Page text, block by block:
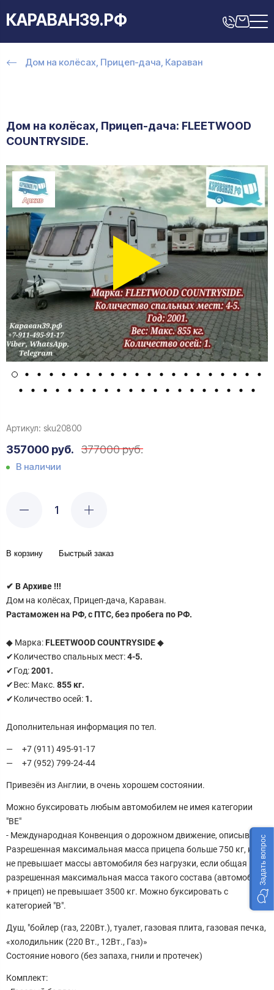
КАРАВАН39.РФ
Дом на колёсах, Прицеп-дача, Караван
Дом на колёсах, Прицеп-дача: FLEETWOOD
COUNTRYSIDE.
Артикул: sku20800
357000 руб. 377000 руб.
В наличии
В корзину Быстрый заказ
✔ В Архиве !!!
Дом на колёсах, Прицеп-дача, Караван.
Растаможен на РФ, с ПТС, без пробега по РФ.
◆ Марка: FLEETWOOD COUNTRYSIDE◆
✔Количество спальных мест:4-5.
✔Год:2001.
✔Вес: Макс. 855 кг.
✔Количество осей: 1.
Дополнительная информация по тел.
+7 (911) 495-91-17
+7 (952) 799-24-44
Привезён из Англии, в очень хорошем состоянии.
Можно буксировать любым автомобилем не имея категории
"ВЕ"
- Международная Конвенция о дорожном движение, описывает:
Разрешенная максимальная масса прицепа больше 750 кг, но
не превышает массы автомобиля без нагрузки, если общая
разрешенная максимальная масса такого состава (автомобиль
+ прицеп) не превышает 3500 кг. Можно буксировать с
категорией "В".
Душ, "бойлер (газ, 220Вт.), туалет, газовая плита, газовая печка,
«холодильник (220 Вт., 12Вт., Газ)»
Состояние нового (без запаха, гнили и протечек)
Комплект:
Задать вопрос